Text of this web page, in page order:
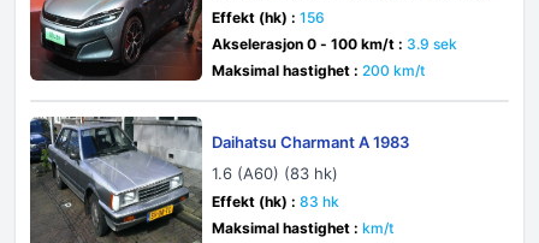
WD E-CVT
Effekt (hk) : 156
Akselerasjon 0 - 100 km/t : 3.9 sek
Maksimal hastighet : 200 km/t
Daihatsu Charmant A 1983
1.6 (A60) (83 hk)
Effekt (hk) : 83 hk
Maksimal hastighet : km/t